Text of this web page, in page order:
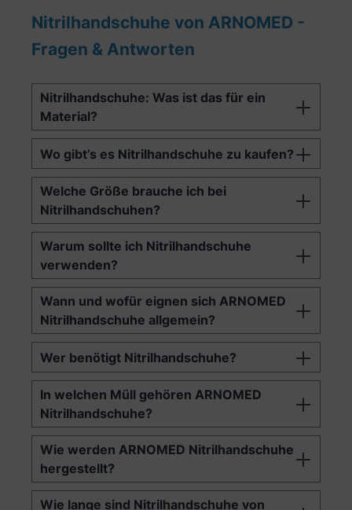
Nitrilhandschuhe von ARNOMED -
Fragen & Antworten
Nitrilhandschuhe: Was ist das für ein
Material?
Wo gibt’s es Nitrilhandschuhe zu kaufen?
Welche Größe brauche ich bei
Nitrilhandschuhen?
Warum sollte ich Nitrilhandschuhe
verwenden?
Wann und wofür eignen sich ARNOMED
Nitrilhandschuhe allgemein?
Wer benötigt Nitrilhandschuhe?
In welchen Müll gehören ARNOMED
Nitrilhandschuhe?
Wie werden ARNOMED Nitrilhandschuhe
hergestellt?
Wie lange sind Nitrilhandschuhe von